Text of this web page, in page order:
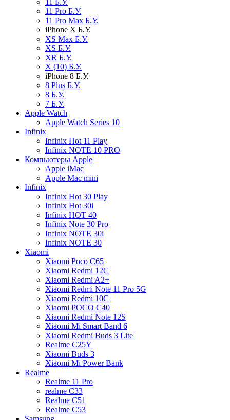
11 Б.У.
11 Pro Б.У.
11 Pro Max Б.У.
iPhone X Б.У.
XS Max Б.У.
XS Б.У.
XR Б.У.
X (10) Б.У.
iPhone 8 Б.У.
8 Plus Б.У.
8 Б.У.
7 Б.У.
Apple Watch
Apple Watch Series 10
Infinix
Infinix Hot 11 Play
Infinix NOTE 10 PRO
Компьютеры Apple
Apple iMac
Apple Mac mini
Infinix
Infinix Hot 30 Play
Infinix Hot 30i
Infinix HOT 40
Infinix Note 30 Pro
Infinix NOTE 30i
Infinix NOTE 30
Xiaomi
Xiaomi Poco C65
Xiaomi Redmi 12C
Xiaomi Redmi A2+
Xiaomi Redmi Note 11 Pro 5G
Xiaomi Redmi 10C
Xiaomi POCO C40
Xiaomi Redmi Note 12S
Xiaomi Mi Smart Band 6
Xiaomi Redmi Buds 3 Lite
Realme C25Y
Xiaomi Buds 3
Xiaomi Mi Power Bank
Realme
Realme 11 Pro
realme C33
Realme C51
Realme C53